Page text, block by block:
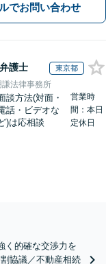
でお問い合わせ
弁護士 東京都
法律事務所
談方法(対面・
話・ビデオな
)は応相談
営業時
間：本日
定休日
く的確な交渉力を
協議／不動産相続